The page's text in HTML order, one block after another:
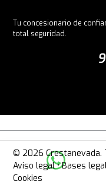
Tu concesionario de
total seguridad.
© 2026 Crestanevada.
Aviso legal•Bases
Cookies